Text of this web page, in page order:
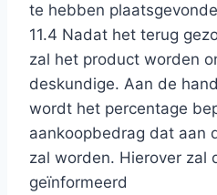
te hebben
11.4 Nadat het terug
zal het product worden
deskundige. Aan de
wordt het percentage
aankoopbedrag dat aan
zal worden. Hierover zal
geïnformeerd